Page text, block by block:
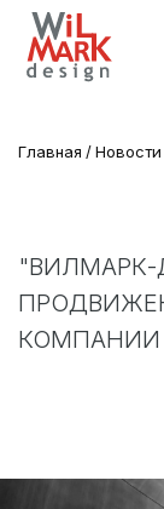
Главная Новости
КОМПАНИИ